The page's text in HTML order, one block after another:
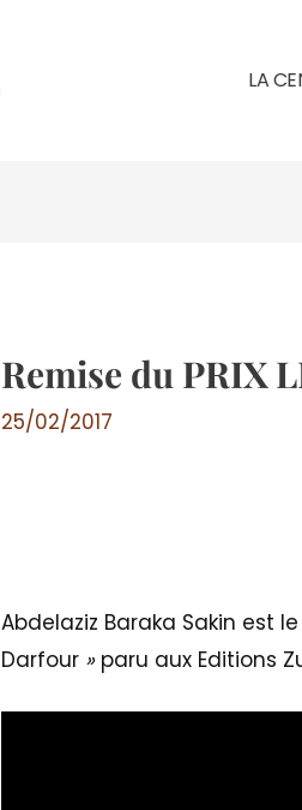
LA
Remise du PRIX
25/02/2017
Abdelaziz Baraka Sakin est le
Darfour » paru aux Editions